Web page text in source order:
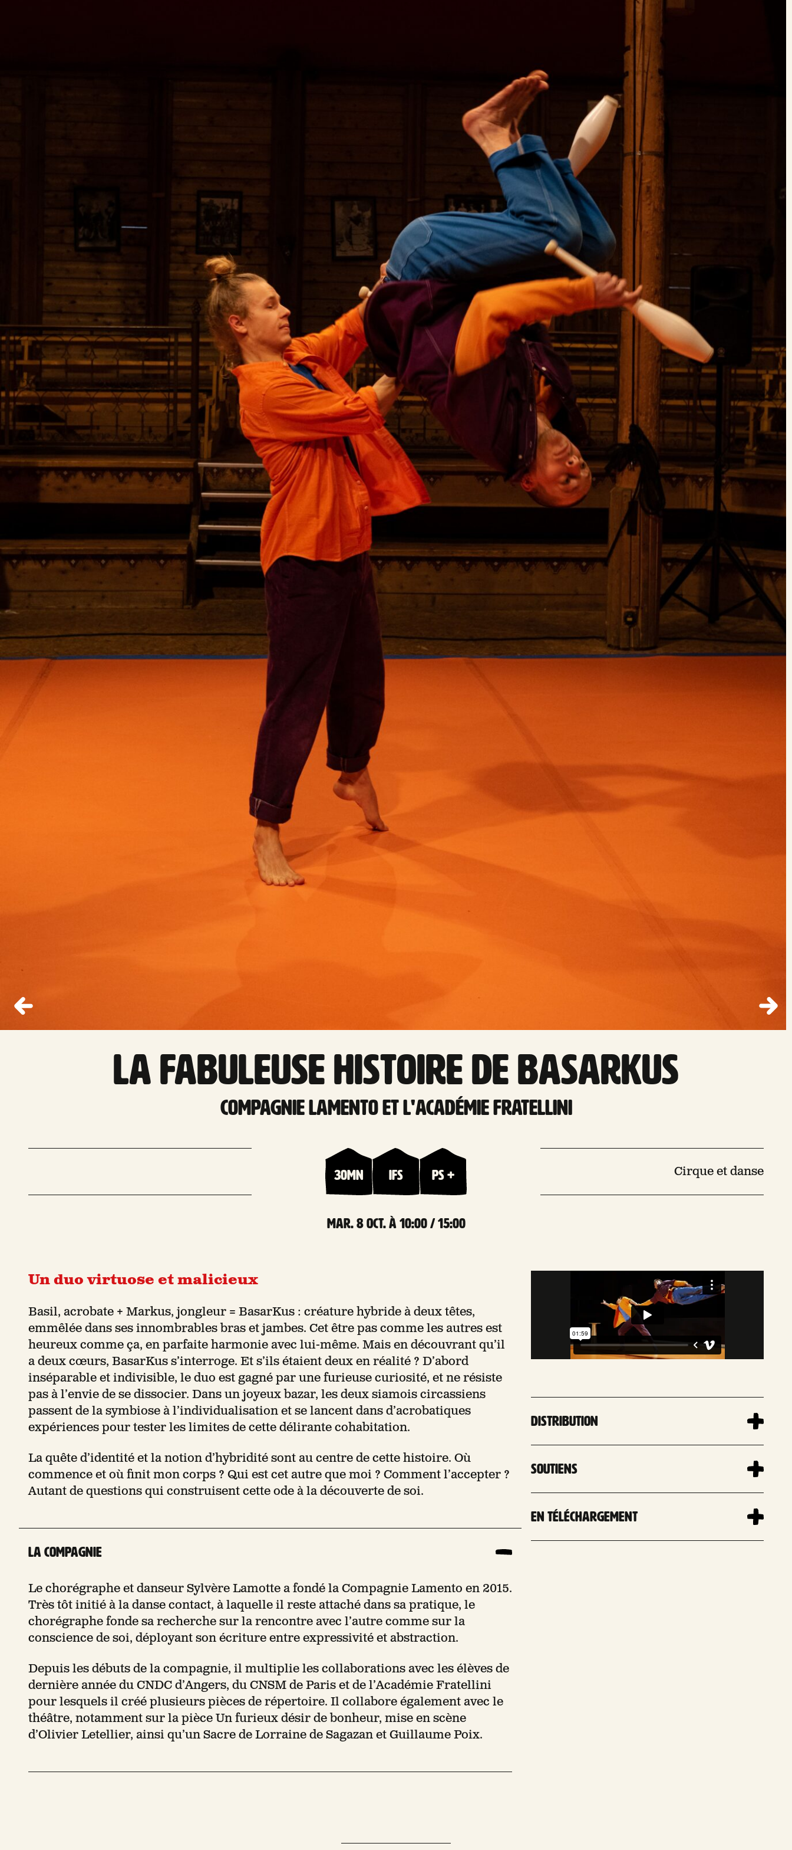
La fabuleuse histoire de BasarKus
Compagnie Lamento et L'académie Fratellini
30mn Ifs PS + Cirque et danse
mar. 8 Oct. à 10:00 / 15:00
Un duo virtuose et malicieux
Basil, acrobate + Markus, jongleur = BasarKus : créature hybride à deux têtes,
emmêlée dans ses innombrables bras et jambes. Cet être pas comme les autres est
heureux comme ça, en parfaite harmonie avec lui-même. Mais en découvrant qu’il
a deux cœurs, BasarKus s’interroge. Et s’ils étaient deux en réalité ? D’abord
inséparable et indivisible, le duo est gagné par une furieuse curiosité, et ne résiste
pas à l’envie de se dissocier. Dans un joyeux bazar, les deux siamois circassiens
passent de la symbiose à l’individualisation et se lancent dans d’acrobatiques
expériences pour tester les limites de cette délirante cohabitation.
La quête d’identité et la notion d’hybridité sont au centre de cette histoire. Où
commence et où finit mon corps ? Qui est cet autre que moi ? Comment l’accepter ?
Autant de questions qui construisent cette ode à la découverte de soi.
La compagnie
Le chorégraphe et danseur Sylvère Lamotte a fondé la Compagnie Lamento en 2015.
Très tôt initié à la danse contact, à laquelle il reste attaché dans sa pratique, le
chorégraphe fonde sa recherche sur la rencontre avec l’autre comme sur la
conscience de soi, déployant son écriture entre expressivité et abstraction.
Depuis les débuts de la compagnie, il multiplie les collaborations avec les élèves de
dernière année du CNDC d’Angers, du CNSM de Paris et de l’Académie Fratellini
pour lesquels il créé plusieurs pièces de répertoire. Il collabore également avec le
théâtre, notamment sur la pièce Un furieux désir de bonheur, mise en scène
d’Olivier Letellier, ainsi qu’un Sacre de Lorraine de Sagazan et Guillaume Poix.
Distribution
Soutiens
En téléchargement